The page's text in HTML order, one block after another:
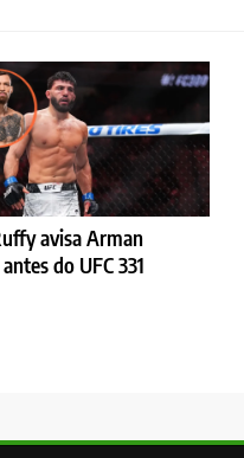
avisa Arman
do UFC 331